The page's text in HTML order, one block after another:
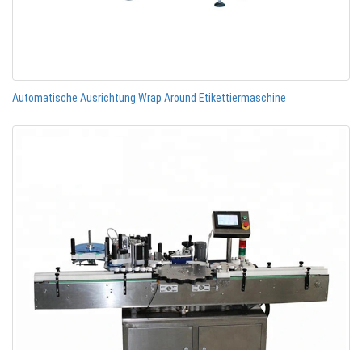
Automatische Ausrichtung Wrap Around Etikettiermaschine